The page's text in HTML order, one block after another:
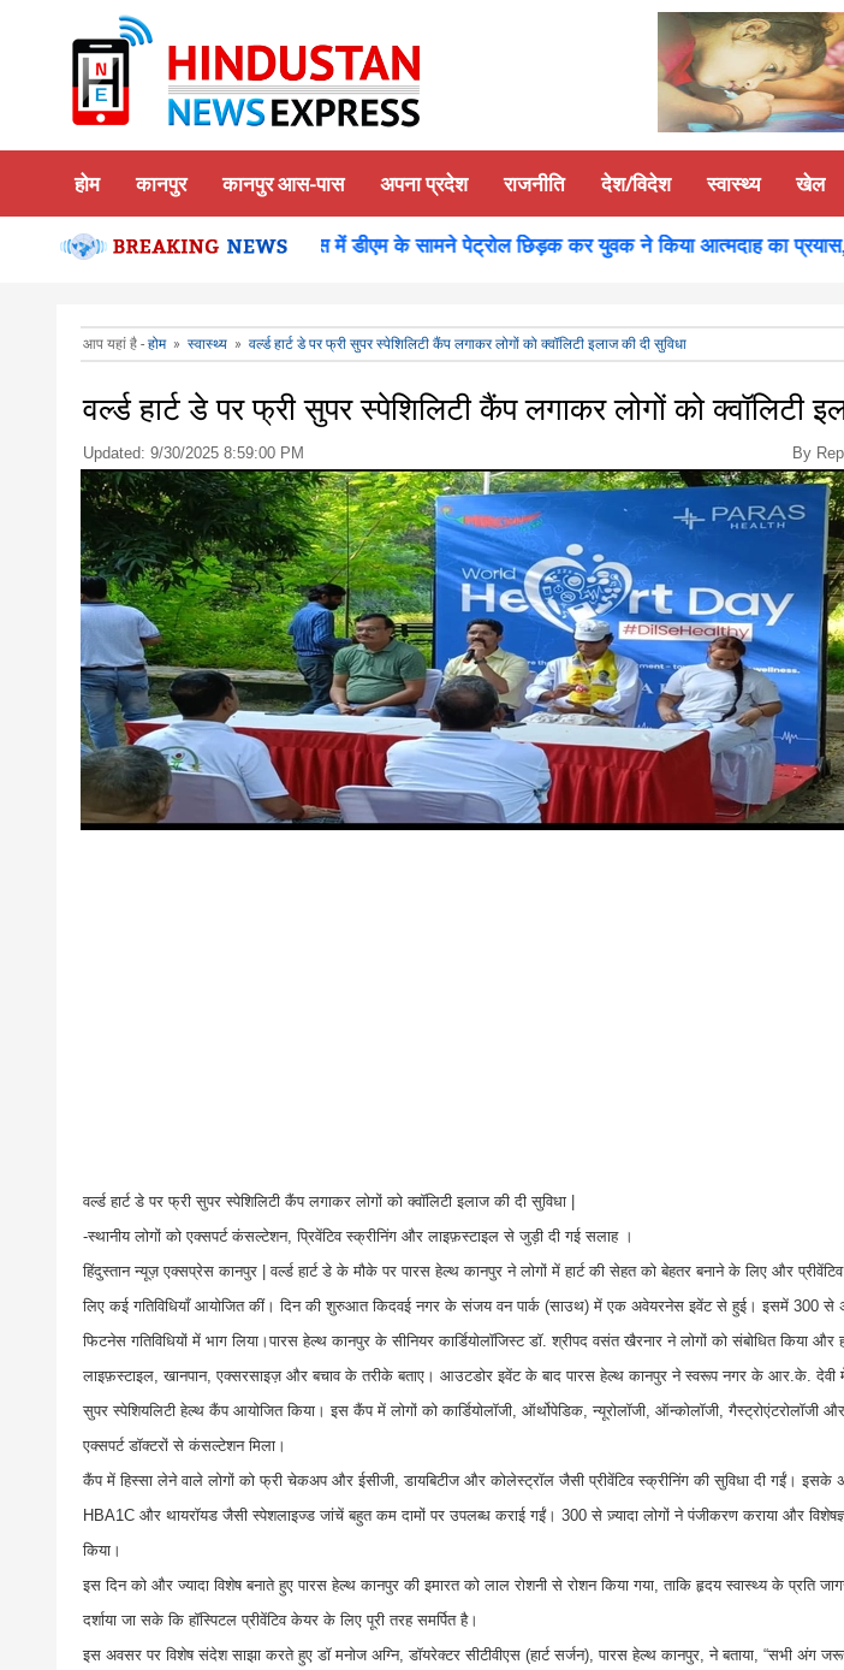
होम कानपुर कानपुर आस-पास अपना प्रदेश राजनीति देश/विदेश स्वास्थ्य खेल
दर्शन पूजन कानपुर-समाधान दिवस में डीएम के सामने पेट्रोल छिड़क कर युवक ने किया आत्मदाह का प्रयास,मचा
आप यहां है - होम» स्वास्थ्य » वर्ल्ड हार्ट डे पर फ्री सुपर स्पेशिलिटी कैंप लगाकर लोगों को क्वॉलिटी इलाज की दी सुविधा
वर्ल्ड हार्ट डे पर फ्री सुपर स्पेशिलिटी कैंप लगाकर लोगों को क्वॉलिटी
Updated: 9/30/2025 8:59:00 PM By
वर्ल्ड हार्ट डे पर फ्री सुपर स्पेशिलिटी कैंप लगाकर लोगों को क्वॉलिटी इलाज की दी सुविधा |
-स्थानीय लोगों को एक्सपर्ट कंसल्टेशन, प्रिवेंटिव स्क्रीनिंग और लाइफ़स्टाइल से जुड़ी दी गई सलाह ।
हिंदुस्तान न्यूज़ एक्सप्रेस कानपुर | वर्ल्ड हार्ट डे के मौके पर पारस हेल्थ कानपुर ने लोगों में हार्ट की सेहत को बेहतर बनाने के लिए और
लिए कई गतिविधियाँ आयोजित कीं। दिन की शुरुआत किदवई नगर के संजय वन पार्क (साउथ) में एक अवेयरनेस इवेंट से हुई। इसमें 300 से
फिटनेस गतिविधियों में भाग लिया।पारस हेल्थ कानपुर के सीनियर कार्डियोलॉजिस्ट डॉ. श्रीपद वसंत खैरनार ने लोगों को संबोधित किया
लाइफ़स्टाइल, खानपान, एक्सरसाइज़ और बचाव के तरीके बताए। आउटडोर इवेंट के बाद पारस हेल्थ कानपुर ने स्वरूप नगर के आर.के. देवी
सुपर स्पेशियलिटी हेल्थ कैंप आयोजित किया। इस कैंप में लोगों को कार्डियोलॉजी, ऑर्थोपेडिक, न्यूरोलॉजी, ऑन्कोलॉजी, गैस्ट्रोएंटरोलॉजी
एक्सपर्ट डॉक्टरों से कंसल्टेशन मिला।
कैंप में हिस्सा लेने वाले लोगों को फ्री चेकअप और ईसीजी, डायबिटीज और कोलेस्ट्रॉल जैसी प्रीवेंटिव स्क्रीनिंग की सुविधा दी गईं। इसके
HBA1C और थायरॉयड जैसी स्पेशलाइज्ड जांचें बहुत कम दामों पर उपलब्ध कराई गईं। 300 से ज़्यादा लोगों ने पंजीकरण कराया और विशेषज्ञ
किया।
इस दिन को और ज्यादा विशेष बनाते हुए पारस हेल्थ कानपुर की इमारत को लाल रोशनी से रोशन किया गया, ताकि हृदय स्वास्थ्य के प्रति
दर्शाया जा सके कि हॉस्पिटल प्रीवेंटिव केयर के लिए पूरी तरह समर्पित है।
इस अवसर पर विशेष संदेश साझा करते हुए डॉ मनोज अग्नि, डॉयरेक्टर सीटीवीएस (हार्ट सर्जन), पारस हेल्थ कानपुर, ने बताया, “सभी अंग